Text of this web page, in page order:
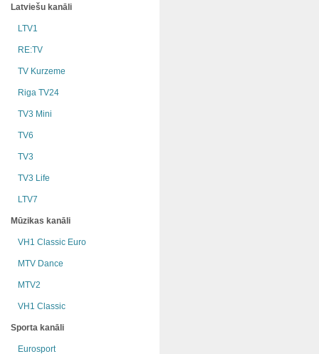
Latviešu kanāli
LTV1
RE:TV
TV Kurzeme
Riga TV24
TV3 Mini
TV6
TV3
TV3 Life
LTV7
Mūzikas kanāli
VH1 Classic Euro
MTV Dance
MTV2
VH1 Classic
Sporta kanāli
Eurosport